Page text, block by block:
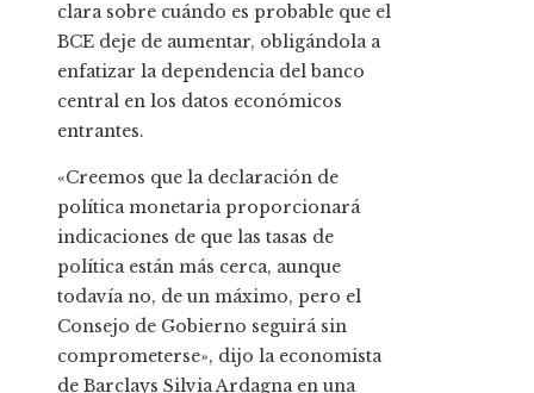
clara sobre cuándo es probable que el
BCE deje de aumentar, obligándola a
enfatizar la dependencia del banco
central en los datos económicos
entrantes.
«Creemos que la declaración de
política monetaria proporcionará
indicaciones de que las tasas de
política están más cerca, aunque
todavía no, de un máximo, pero el
Consejo de Gobierno seguirá sin
comprometerse», dijo la economista
de Barclays Silvia Ardagna en una